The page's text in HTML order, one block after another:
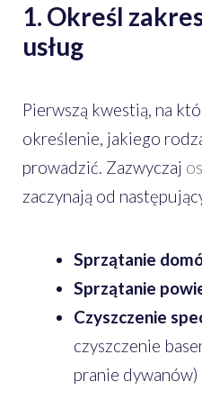
1. Określ
usług
Pierwszą kwestią, na
określenie, jakiego
prowadzić. Zazwyczaj
zaczynają od
Sprzątanie
Sprzątanie
Czyszczenie
czyszczenie
pranie dywanów)